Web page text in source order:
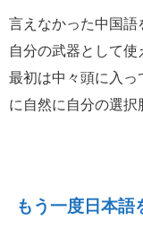
言えなかった中国語
自分の武器として使
最初は中々頭に入っ
に自然に自分の選択
もう一度日本語